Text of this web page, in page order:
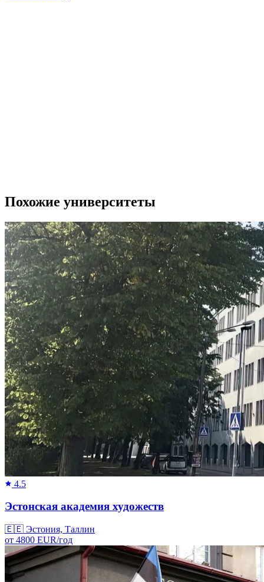
Похожие университеты
4.5
Эстонская академия художеств
🇪🇪 Эстония, Таллин
от 4800 EUR/год